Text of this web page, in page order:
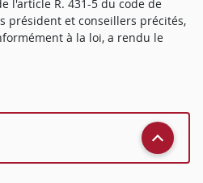
l'article R. 431-5 du code de
président et conseillers précités,
à la loi, a rendu le